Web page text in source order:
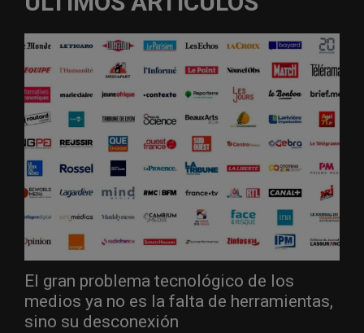
El gran problema tecnológico de los
medios ya no es la falta de herramientas,
sino su desconexión